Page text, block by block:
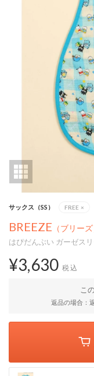
サックス（SS） FREE ×
BREEZE （ブリーズ
はぴだんぶい ガーゼス
¥3,630 税込
こ
返品の場合：